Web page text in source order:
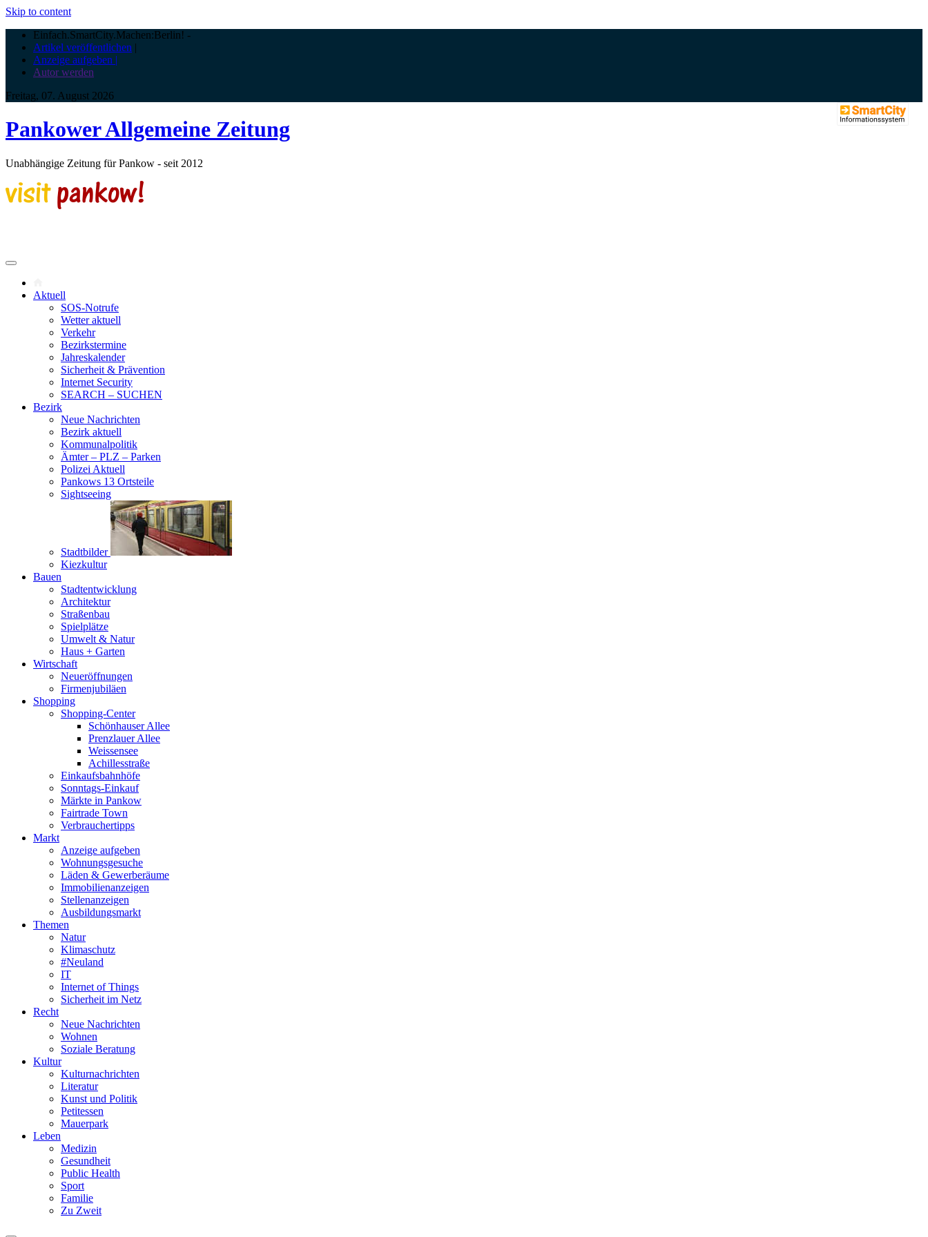
Skip to content
Einfach.SmartCity.Machen:Berlin! -
Artikel veröffentlichen |
Anzeige aufgeben |
Autor werden
Freitag, 07. August 2026
Pankower Allgemeine Zeitung
Unabhängige Zeitung für Pankow - seit 2012
Aktuell
SOS-Notrufe
Wetter aktuell
Verkehr
Bezirkstermine
Jahreskalender
Sicherheit & Prävention
Internet Security
SEARCH – SUCHEN
Bezirk
Neue Nachrichten
Bezirk aktuell
Kommunalpolitik
Ämter – PLZ – Parken
Polizei Aktuell
Pankows 13 Ortsteile
Sightseeing
Stadtbilder
Kiezkultur
Bauen
Stadtentwicklung
Architektur
Straßenbau
Spielplätze
Umwelt & Natur
Haus + Garten
Wirtschaft
Neueröffnungen
Firmenjubiläen
Shopping
Shopping-Center
Schönhauser Allee
Prenzlauer Allee
Weissensee
Achillesstraße
Einkaufsbahnhöfe
Sonntags-Einkauf
Märkte in Pankow
Fairtrade Town
Verbrauchertipps
Markt
Anzeige aufgeben
Wohnungsgesuche
Läden & Gewerberäume
Immobilienanzeigen
Stellenanzeigen
Ausbildungsmarkt
Themen
Natur
Klimaschutz
#Neuland
IT
Internet of Things
Sicherheit im Netz
Recht
Neue Nachrichten
Wohnen
Soziale Beratung
Kultur
Kulturnachrichten
Literatur
Kunst und Politik
Petitessen
Mauerpark
Leben
Medizin
Gesundheit
Public Health
Sport
Familie
Zu Zweit